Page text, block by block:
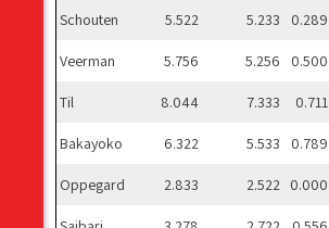
Schouten 5.522 5.233 0.289
Veerman 5.756 5.256 0.500
Til 8.044 7.333 0.711
Bakayoko 6.322 5.533 0.789
Oppegard 2.833 2.522 0.000